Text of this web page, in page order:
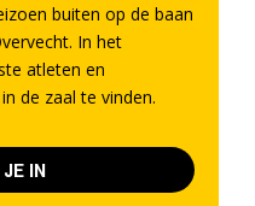
buiten op de baan
In het
atleten en
de zaal te vinden.
IN